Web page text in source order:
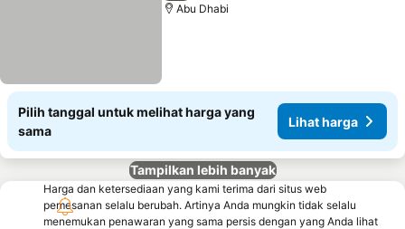
Abu Dhabi
Pilih tanggal untuk melihat harga yang
sama
Lihat harga
Tampilkan lebih banyak
Harga dan ketersediaan yang kami terima dari situs web
pemesanan selalu berubah. Artinya Anda mungkin tidak selalu
menemukan penawaran yang sama persis dengan yang Anda lihat